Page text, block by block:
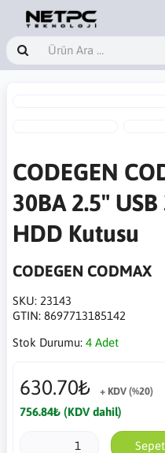
CODEGEN
30BA 2.5"
HDD Kutusu
CODEGEN CODMAX
SKU: 23143
GTIN: 8697713185142
Stok Durumu: 4 Adet
630.70₺ + KDV (%20)
756.84₺ (KDV dahil)